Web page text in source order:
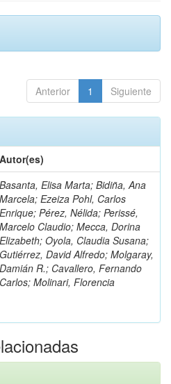
Anterior 1 Siguiente
Autor(es)
Basanta, Elisa Marta; Bidiña, Ana
Marcela; Ezeiza Pohl, Carlos
Enrique; Pérez, Nélida; Perissé,
Marcelo Claudio; Mecca, Dorina
Elizabeth; Oyola, Claudia Susana;
Gutiérrez, David Alfredo; Molgaray,
Damián R.; Cavallero, Fernando
Carlos; Molinari, Florencia